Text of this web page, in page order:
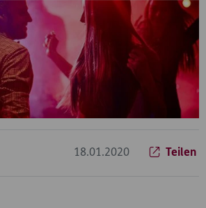
18.01.2020 Teilen